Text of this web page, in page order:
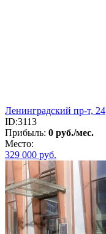
Ленинградский пр-т, 24
ID:3113
Прибыль: 0 руб./мес.
Место:
329 000 руб.